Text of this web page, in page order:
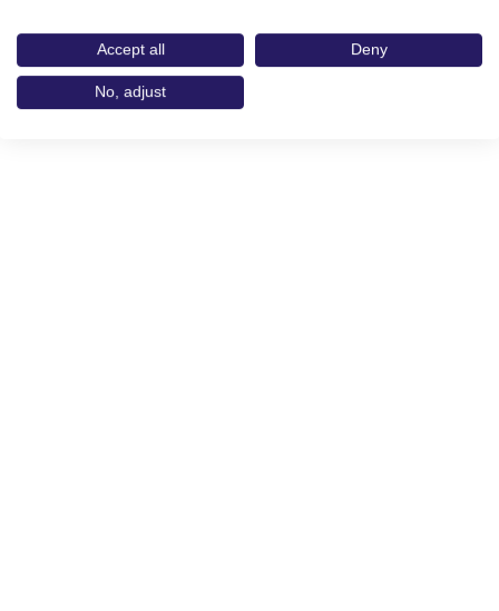
Anfahrt
Cookie-Einstellungen
Accept all Deny
No, adjust